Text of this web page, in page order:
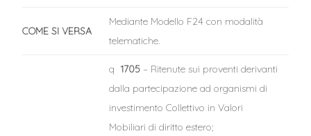
COME SI VERSA
Mediante Modello F24 con modalità
telematiche.
q 1705 – Ritenute sui proventi derivanti
dalla partecipazione ad organismi di
investimento Collettivo in Valori
Mobiliari di diritto estero;